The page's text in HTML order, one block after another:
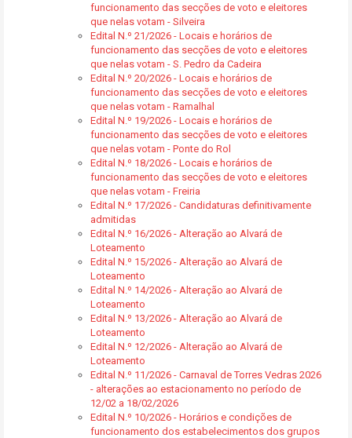
funcionamento das secções de voto e eleitores
que nelas votam - Silveira
Edital N.º 21/2026 - Locais e horários de
funcionamento das secções de voto e eleitores
que nelas votam - S. Pedro da Cadeira
Edital N.º 20/2026 - Locais e horários de
funcionamento das secções de voto e eleitores
que nelas votam - Ramalhal
Edital N.º 19/2026 - Locais e horários de
funcionamento das secções de voto e eleitores
que nelas votam - Ponte do Rol
Edital N.º 18/2026 - Locais e horários de
funcionamento das secções de voto e eleitores
que nelas votam - Freiria
Edital N.º 17/2026 - Candidaturas definitivamente
admitidas
Edital N.º 16/2026 - Alteração ao Alvará de
Loteamento
Edital N.º 15/2026 - Alteração ao Alvará de
Loteamento
Edital N.º 14/2026 - Alteração ao Alvará de
Loteamento
Edital N.º 13/2026 - Alteração ao Alvará de
Loteamento
Edital N.º 12/2026 - Alteração ao Alvará de
Loteamento
Edital N.º 11/2026 - Carnaval de Torres Vedras 2026
- alterações ao estacionamento no período de
12/02 a 18/02/2026
Edital N.º 10/2026 - Horários e condições de
funcionamento dos estabelecimentos dos grupos